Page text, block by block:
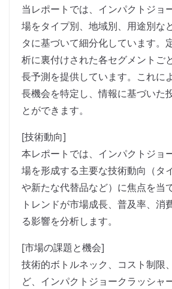
当レポートでは、インパクトジョ
場をタイプ別、地域別、用途別な
タに基づいて細分化しています。
析に裏付けされた各セグメントご
長予測を提供しています。これに
長機会を特定し、情報に基づいた
とができます。
[技術動向]
本レポートでは、インパクトジョ
場を形成する主要な技術動向（タ
や新たな代替品など）に焦点を当
トレンドが市場成長、普及率、消
る影響を分析します。
[市場の課題と機会]
技術的ボトルネック、コスト制限
ど、インパクトジョークラッシャ